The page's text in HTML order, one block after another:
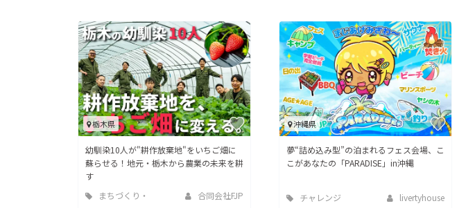
CAMPFIREふるさと納税
栃木県
幼馴染10人が"耕作放棄地"をいちご畑に
蘇らせる！地元・栃木から農業の未来を耕
す
まちづくり・
合同会社FJP
沖縄県
夢“詰め込み型”の泊まれるフェス会場、こ
こがあなたの「PARADISE」in沖縄
チャレンジ
livertyhouse